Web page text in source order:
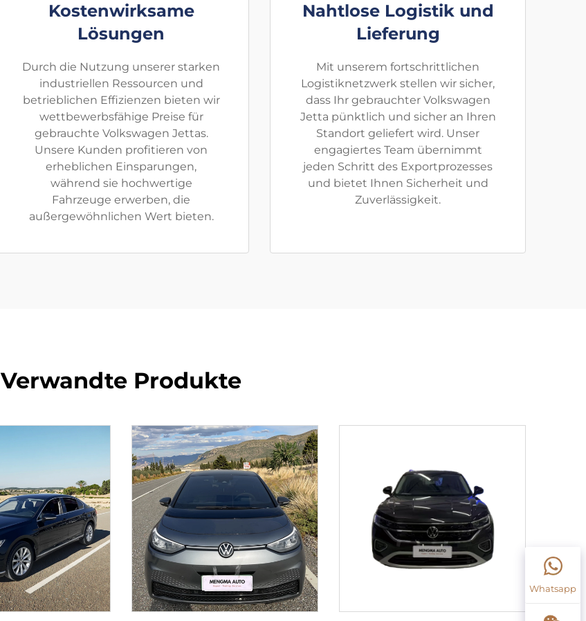
Kostenwirksame
Lösungen
Durch die Nutzung unserer starken
industriellen Ressourcen und
betrieblichen Effizienzen bieten wir
wettbewerbsfähige Preise für
gebrauchte Volkswagen Jettas.
Unsere Kunden profitieren von
erheblichen Einsparungen,
während sie hochwertige
Fahrzeuge erwerben, die
außergewöhnlichen Wert bieten.
Nahtlose Logistik und
Lieferung
Mit unserem fortschrittlichen
Logistiknetzwerk stellen wir sicher,
dass Ihr gebrauchter Volkswagen
Jetta pünktlich und sicher an Ihren
Standort geliefert wird. Unser
engagiertes Team übernimmt
jeden Schritt des Exportprozesses
und bietet Ihnen Sicherheit und
Zuverlässigkeit.
Verwandte Produkte
Whatsapp